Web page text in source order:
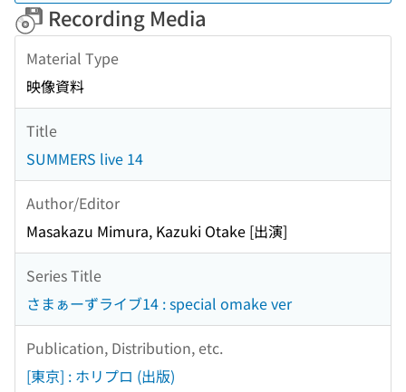
Recording Media
Material Type
映像資料
Title
SUMMERS live 14
Author/Editor
Masakazu Mimura, Kazuki Otake [出演]
Series Title
さまぁーずライブ14 : special omake ver
Publication, Distribution, etc.
[東京] : ホリプロ (出版)